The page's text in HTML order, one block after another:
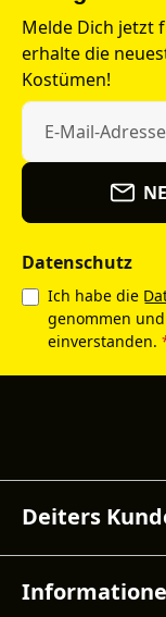
Melde Dich jetzt
erhalte die
Kostümen!
Datenschutz
Ich habe die
genommen
einverstanden.
Deiters